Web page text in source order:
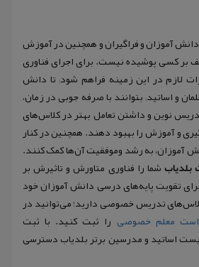
دانش آموزان و فراگیران و همچنین در آموزش
بر کسی پوشیده نیست. برای اجرای فناوری
لازم در این زمینه فراهم شود; تا دانش
و اساتید; بتوانند با صرفه جوبی در زمان،
نوین و داشتن تعامل بهتر در کلاس‌های
و آموزش را بهبود دهند. همچنین در کنار
آموزان، به رشد وموفقیت آن‌ها کمک کنند.
شما را فناوری متاورش و تاثیرش بر
تقویت پایه‌های درسی دانش آموزان خود
تدریس خصوصی دارید؛ می‌توانید در
معلم خصوصی را ثبت کنید. با ثبت
اساتید و مدرسین برتر بلدیاب دسترسی